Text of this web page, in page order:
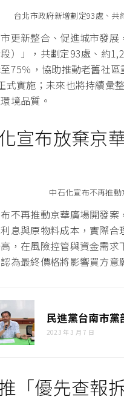
台北市政府新增劃定93處、共
更新整合、促進城市發
段）」，共劃定93處、約
75％，協助推動老舊社
式實施；未來也將持續彙
境品質。
宣布放棄京
中石化宣布不再推
不再推動京華廣場開發
息與原物料成本，實際
，在風險控管與資金需
為最終價格將影響買方
民進黨台南市
2023 年 3 月 7 日
「優先查報